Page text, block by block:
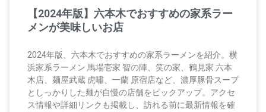
【2024年版】六本木でおすすめの家系ラー
メンが美味しいお店
2024年版、六本木でおすすめの家系ラーメンを紹介。横
浜家系ラーメン 馬場壱家 智の陣、笑の家、鶴見家 六本
木店、麺屋武蔵 虎嘯、一蘭 原宿店など、濃厚豚骨スープ
としっかりした麺が自慢の店舗をピックアップ。アクセ
ス情報や詳細リンクも掲載し、訪れる前に最新情報を確